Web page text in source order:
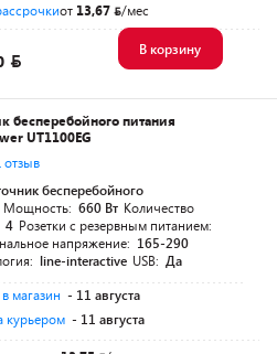
от 13,67 /мес
В корзину
бесперебойного питания
UT1100EG
отзыв
бесперебойного
Мощность: 660 Вт Количество
4 Розетки с резервным питанием:
напряжение: 165-290
line-interactive USB: Да
в магазин - 11 августа
курьером - 11 августа